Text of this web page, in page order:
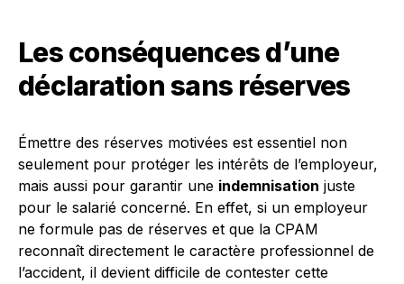
Les conséquences d’une
déclaration sans réserves
Émettre des réserves motivées est essentiel non
seulement pour protéger les intérêts de l’employeur,
mais aussi pour garantir une indemnisation juste
pour le salarié concerné. En effet, si un employeur
ne formule pas de réserves et que la CPAM
reconnaît directement le caractère professionnel de
l’accident, il devient difficile de contester cette